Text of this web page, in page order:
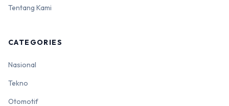
Tentang Kami
CATEGORIES
Nasional
Tekno
Otomotif